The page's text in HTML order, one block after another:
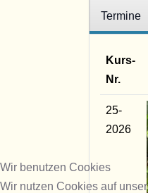
Termine
Kurs-
Nr.
25-
2026
Wir benutzen Cookies
Wir nutzen Cookies auf